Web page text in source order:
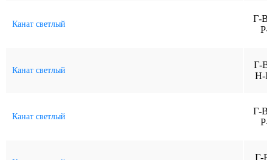
Канат светлый
Г-
Р-
Канат светлый
Г-
Н-
Канат светлый
Г-
Р-
Г-